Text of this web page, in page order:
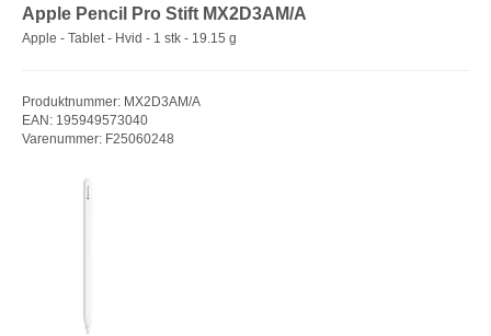
Apple Pencil Pro Stift MX2D3AM/A
Apple - Tablet - Hvid - 1 stk - 19.15 g
Produktnummer: MX2D3AM/A
EAN: 195949573040
Varenummer: F25060248